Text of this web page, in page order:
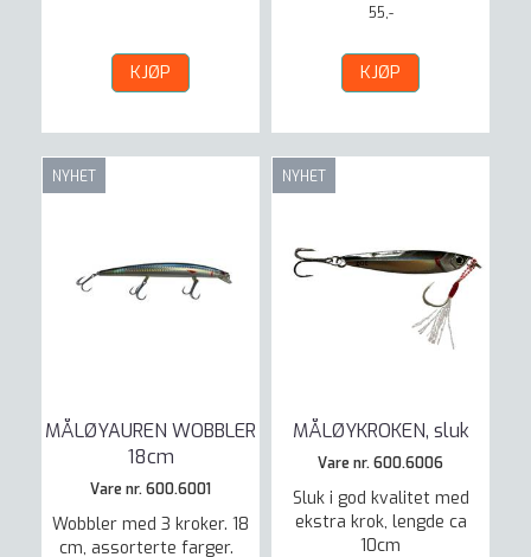
KJØP
55,-
KJØP
NYHET
MÅLØYAUREN WOBBLER
18cm
Vare nr. 600.6001
Wobbler med 3 kroker. 18
cm, assorterte farger.
NYHET
MÅLØYKROKEN, sluk
Vare nr. 600.6006
Sluk i god kvalitet med
ekstra krok, lengde ca
10cm